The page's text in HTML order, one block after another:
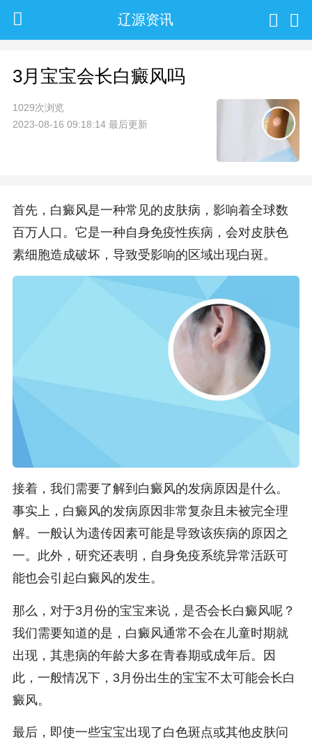
辽源资讯
3月宝宝会长白癜风吗
1029次浏览
2023-08-16 09:18:14 最后更新
首先，白癜风是一种常见的皮肤病，影响着全球数
百万人口。它是一种自身免疫性疾病，会对皮肤色
素细胞造成破坏，导致受影响的区域出现白斑。
接着，我们需要了解到白癜风的发病原因是什么。
事实上，白癜风的发病原因非常复杂且未被完全理
解。一般认为遗传因素可能是导致该疾病的原因之
一。此外，研究还表明，自身免疫系统异常活跃可
能也会引起白癜风的发生。
那么，对于3月份的宝宝来说，是否会长白癜风呢？
我们需要知道的是，白癜风通常不会在儿童时期就
出现，其患病的年龄大多在青春期或成年后。因
此，一般情况下，3月份出生的宝宝不太可能会长白
癜风。
最后，即使一些宝宝出现了白色斑点或其他皮肤问